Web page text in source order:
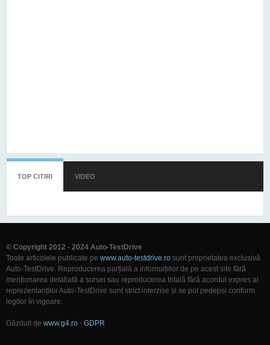
TOP CITIRI (TAB ACTIV)
VIDEO
© Copyright 2012 - 2024 Auto-TestDrive
Toate articolele publicate pe www.auto-testdrive.ro sunt proprietatea exclusivă
Auto-TestDrive. Reproducerea parțială a informațiilor de pe acest site fără
menționarea detaliată a sursei sau reproducerea totală fără acordul expres al
reprezentanților Auto-TestDrive sunt strict interzise și se pot pedepsi conform
legilor în vigoare.
Găzduit de www.g4.ro - GDPR